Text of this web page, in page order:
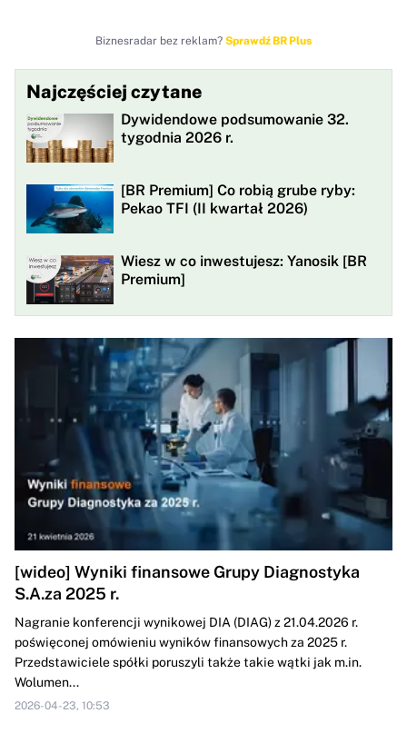
Biznesradar bez reklam? Sprawdź BR Plus
Najczęściej czytane
Dywidendowe podsumowanie 32.
tygodnia 2026 r.
[BR Premium] Co robią grube ryby:
Pekao TFI (II kwartał 2026)
Wiesz w co inwestujesz: Yanosik [BR
Premium]
[wideo] Wyniki finansowe Grupy Diagnostyka
S.A.za 2025 r.
Nagranie konferencji wynikowej DIA (DIAG) z 21.04.2026 r.
poświęconej omówieniu wyników finansowych za 2025 r.
Przedstawiciele spółki poruszyli także takie wątki jak m.in.
Wolumen...
2026-04-23, 10:53